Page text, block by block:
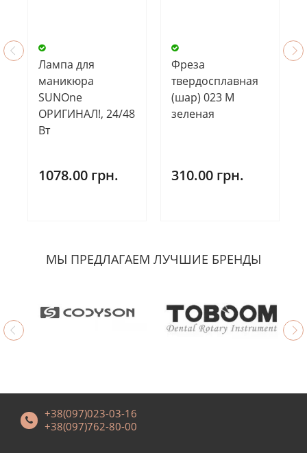
Лампа для
маникюра
SUNOne
ОРИГИНАЛ!, 24/48
Вт
1078.00 грн.
Фреза
твердосплавная
(шар) 023 М
зеленая
310.00 грн.
МЫ ПРЕДЛАГАЕМ ЛУЧШИЕ БРЕНДЫ
+38(097)023-03-16
+38(097)762-80-00